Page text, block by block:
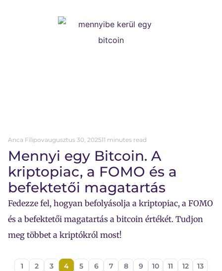
Anca Filipovaugusztus 30, 202511 minutes read
Mennyi egy Bitcoin. A
kriptopiac, a FOMO és a
befektetői magatartás
Fedezze fel, hogyan befolyásolja a kriptopiac, a FOMO
és a befektetői magatartás a bitcoin értékét. Tudjon
meg többet a kriptókról most!
1 2 3 4 5 6 7 8 9 10 11 12
13